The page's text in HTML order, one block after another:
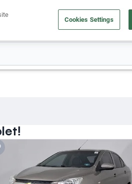
Vende tu auto Cuida tu auto
Cookies Settings